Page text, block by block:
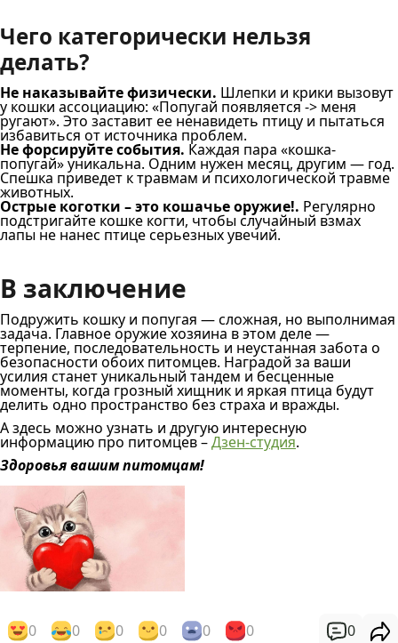
Чего категорически нельзя
делать?
Не наказывайте физически. Шлепки и крики вызовут
у кошки ассоциацию: «Попугай появляется -> меня
ругают». Это заставит ее ненавидеть птицу и пытаться
избавиться от источника проблем.
Не форсируйте события. Каждая пара «кошка-
попугай» уникальна. Одним нужен месяц, другим — год.
Спешка приведет к травмам и психологической травме
животных.
Острые коготки – это кошачье оружие!. Регулярно
подстригайте кошке когти, чтобы случайный взмах
лапы не нанес птице серьезных увечий.
В заключение
Подружить кошку и попугая — сложная, но выполнимая
задача. Главное оружие хозяина в этом деле —
терпение, последовательность и неустанная забота о
безопасности обоих питомцев. Наградой за ваши
усилия станет уникальный тандем и бесценные
моменты, когда грозный хищник и яркая птица будут
делить одно пространство без страха и вражды.
А здесь можно узнать и другую интересную
информацию про питомцев –Дзен-студия.
Здоровья вашим питомцам!
0 0 0 0 0 0 0